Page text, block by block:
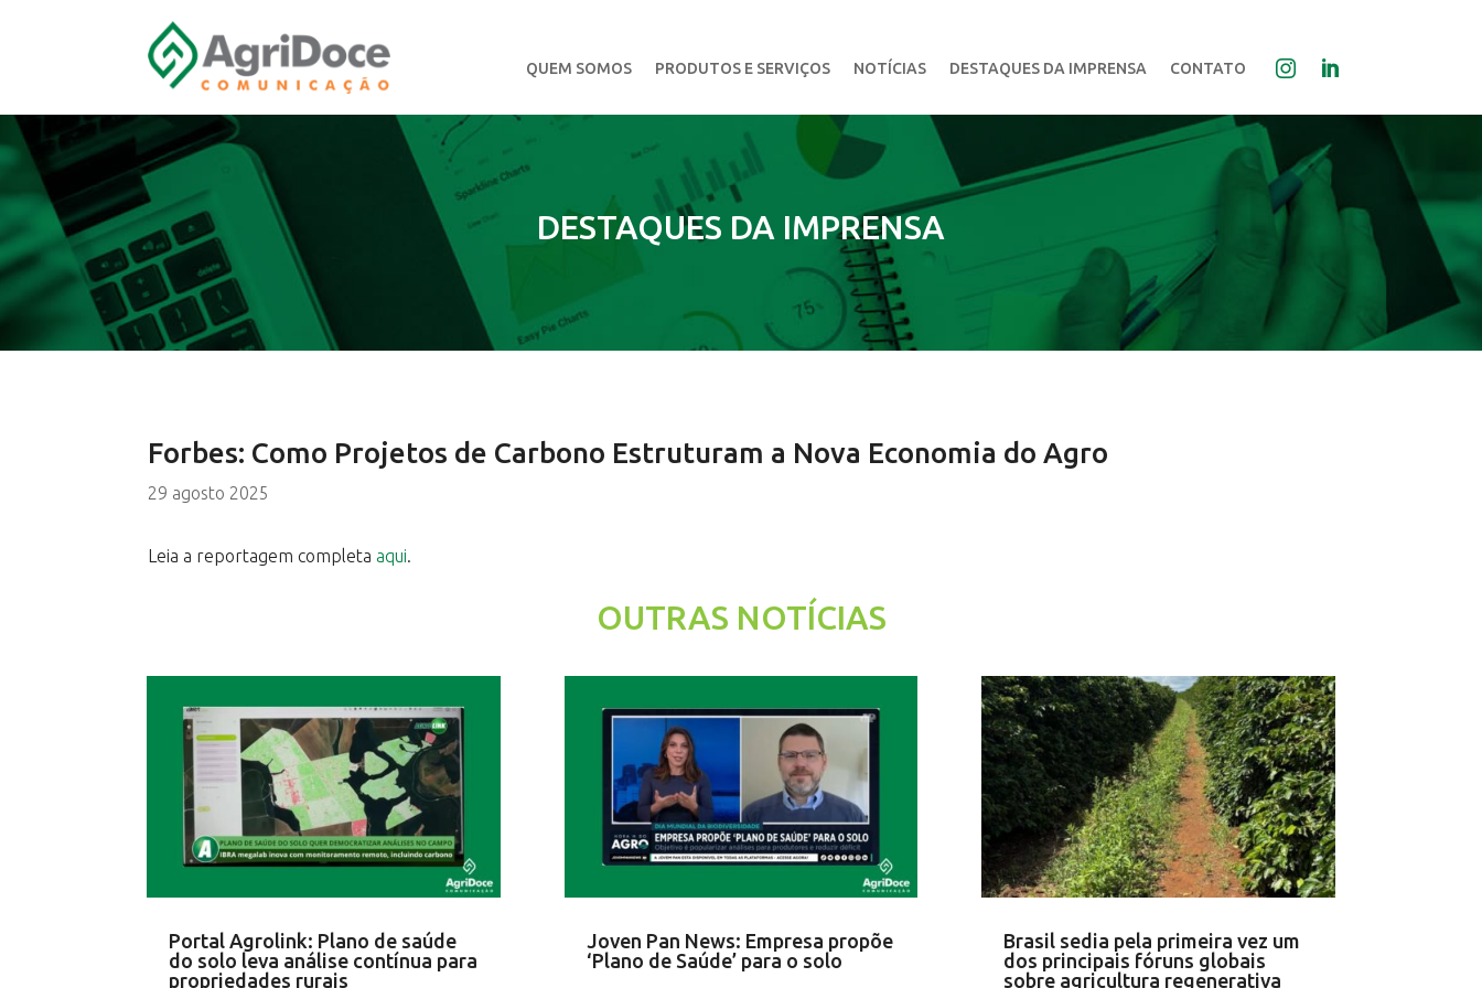
QUEM SOMOS PRODUTOS E SERVIÇOS NOTÍCIAS DESTAQUES DA IMPRENSA CONTATO
DESTAQUES DA IMPRENSA
Forbes: Como Projetos de Carbono Estruturam a Nova Economia do Agro
29 agosto 2025
Leia a reportagem completa aqui.
OUTRAS NOTÍCIAS
Portal Agrolink: Plano de saúde
do solo leva análise contínua para
propriedades rurais
Joven Pan News: Empresa propõe
‘Plano de Saúde’ para o solo
Brasil sedia pela primeira vez um
dos principais fóruns globais
sobre agricultura regenerativa